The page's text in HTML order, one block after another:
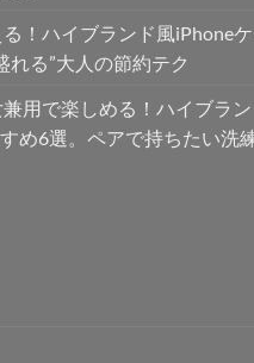
！ハイブランド風iPhone
れる”大人の節約テク
兼用で楽しめる！ハイブラン
め6選。ペアで持ちたい洗